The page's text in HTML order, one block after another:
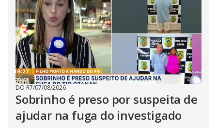
DO R7/07/08/2026
Sobrinho é preso por suspeita de
ajudar na fuga do investigado